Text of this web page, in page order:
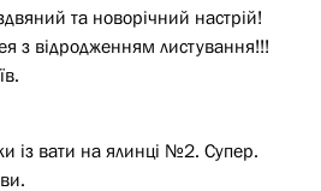
та новорічний настрій!
з відродженням листування!!!
із вати на ялинці №2. Супер.